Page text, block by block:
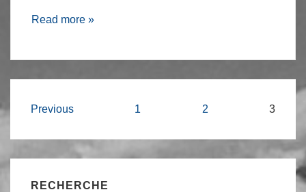
Loi
le
que
Read more »
Navigation
articles
Previous 1 2 3
RECHERCHE